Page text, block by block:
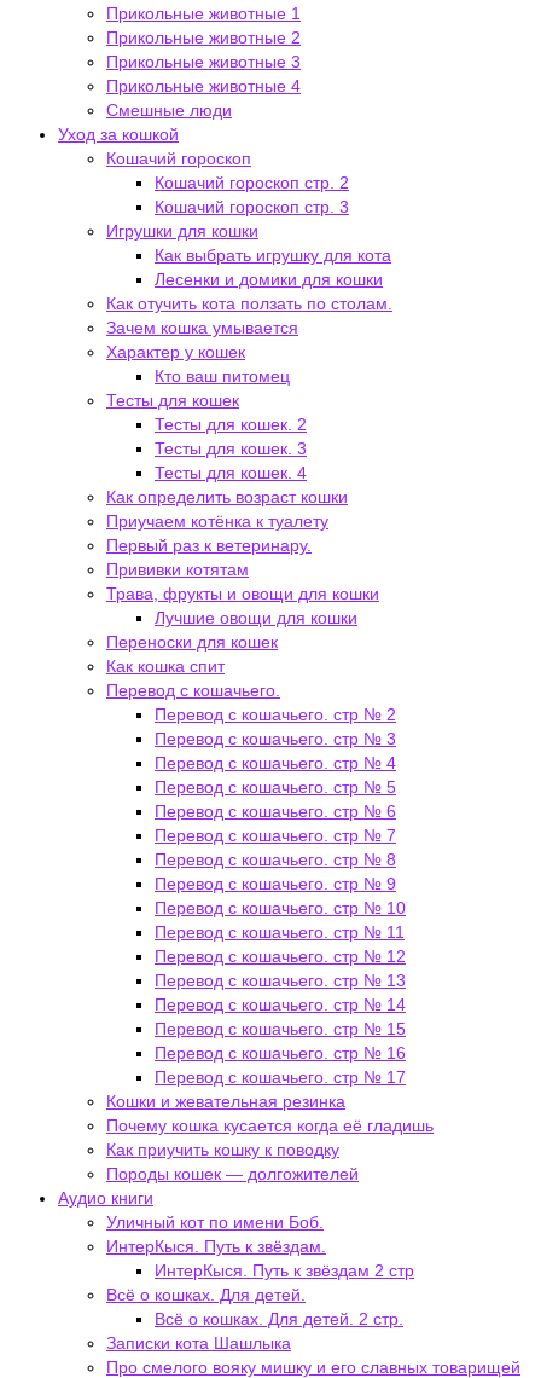
Прикольные животные 1
Прикольные животные 2
Прикольные животные 3
Прикольные животные 4
Смешные люди
Уход за кошкой
Кошачий гороскоп
Кошачий гороскоп стр. 2
Кошачий гороскоп стр. 3
Игрушки для кошки
Как выбрать игрушку для кота
Лесенки и домики для кошки
Как отучить кота ползать по столам.
Зачем кошка умывается
Характер у кошек
Кто ваш питомец
Тесты для кошек
Тесты для кошек. 2
Тесты для кошек. 3
Тесты для кошек. 4
Как определить возраст кошки
Приучаем котёнка к туалету
Первый раз к ветеринару.
Прививки котятам
Трава, фрукты и овощи для кошки
Лучшие овощи для кошки
Переноски для кошек
Как кошка спит
Перевод с кошачьего.
Перевод с кошачьего. стр № 2
Перевод с кошачьего. стр № 3
Перевод с кошачьего. стр № 4
Перевод с кошачьего. стр № 5
Перевод с кошачьего. стр № 6
Перевод с кошачьего. стр № 7
Перевод с кошачьего. стр № 8
Перевод с кошачьего. стр № 9
Перевод с кошачьего. стр № 10
Перевод с кошачьего. стр № 11
Перевод с кошачьего. стр № 12
Перевод с кошачьего. стр № 13
Перевод с кошачьего. стр № 14
Перевод с кошачьего. стр № 15
Перевод с кошачьего. стр № 16
Перевод с кошачьего. стр № 17
Кошки и жевательная резинка
Почему кошка кусается когда её гладишь
Как приучить кошку к поводку
Породы кошек — долгожителей
Аудио книги
Уличный кот по имени Боб.
ИнтерКыся. Путь к звёздам.
ИнтерКыся. Путь к звёздам 2 стр
Всё о кошках. Для детей.
Всё о кошках. Для детей. 2 стр.
Записки кота Шашлыка
Про смелого вояку мишку и его славных товарищей